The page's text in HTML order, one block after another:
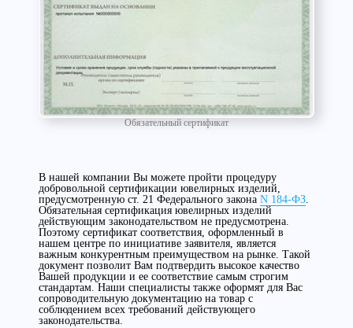
Обязательный сертификат
В нашей компании Вы можете пройти процедуру
добровольной сертификации ювелирных изделий,
предусмотренную ст. 21 Федерального закона N 184-ФЗ.
Обязательная сертификация ювелирных изделий
действующим законодательством не предусмотрена.
Поэтому сертификат соответствия, оформленный в
нашем центре по инициативе заявителя, является
важным конкурентным преимуществом на рынке. Такой
документ позволит Вам подтвердить высокое качество
Вашей продукции и ее соответствие самым строгим
стандартам. Наши специалисты также оформят для Вас
сопроводительную документацию на товар с
соблюдением всех требований действующего
законодательства.